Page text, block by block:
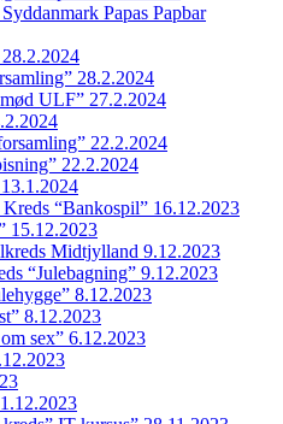
Papas Papbar
28.2.2024
ULF” 27.2.2024
22.2.2024
22.2.2024
“Bankospil” 16.12.2023
15.12.2023
Midtjylland 9.12.2023
“Julebagning” 9.12.2023
8.12.2023
8.12.2023
sex” 6.12.2023